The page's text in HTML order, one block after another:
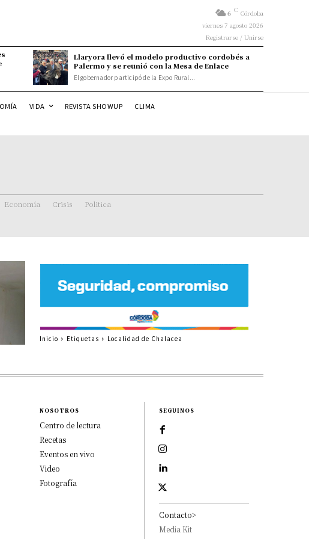
6 C Córdoba
viernes 7 agosto 2026
Registrarse / Unirse
Llaryora llevó el modelo productivo cordobés a
Palermo y se reunió con la Mesa de Enlace
El gobernador participó de la Expo Rural...
VIDA REVISTA SHOWUP CLIMA
Economía Crisis Politica
Inicio Etiquetas Localidad de Chalacea
NOSOTROS
Centro de lectura
Recetas
Eventos en vivo
Video
Fotografía
SEGUINOS
Contacto>
Media Kit